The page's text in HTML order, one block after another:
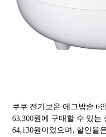
쿠쿠 전기보온 에그밥솥 6
63,300원에 구매할 수 있
64,130원이었으며, 할인율